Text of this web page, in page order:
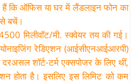
कि ऑफिस या घर में लैंडलाइन फोन का
बचें।
मिलीवॉट/मी. स्क्वेयर तय की गई।
रेडिएशन (आईसीएनआईआरपी)
शॉर्ट-टर्म एक्सपोजर के लिए थीं,
होता है। इसलिए इस लिमिट को कम